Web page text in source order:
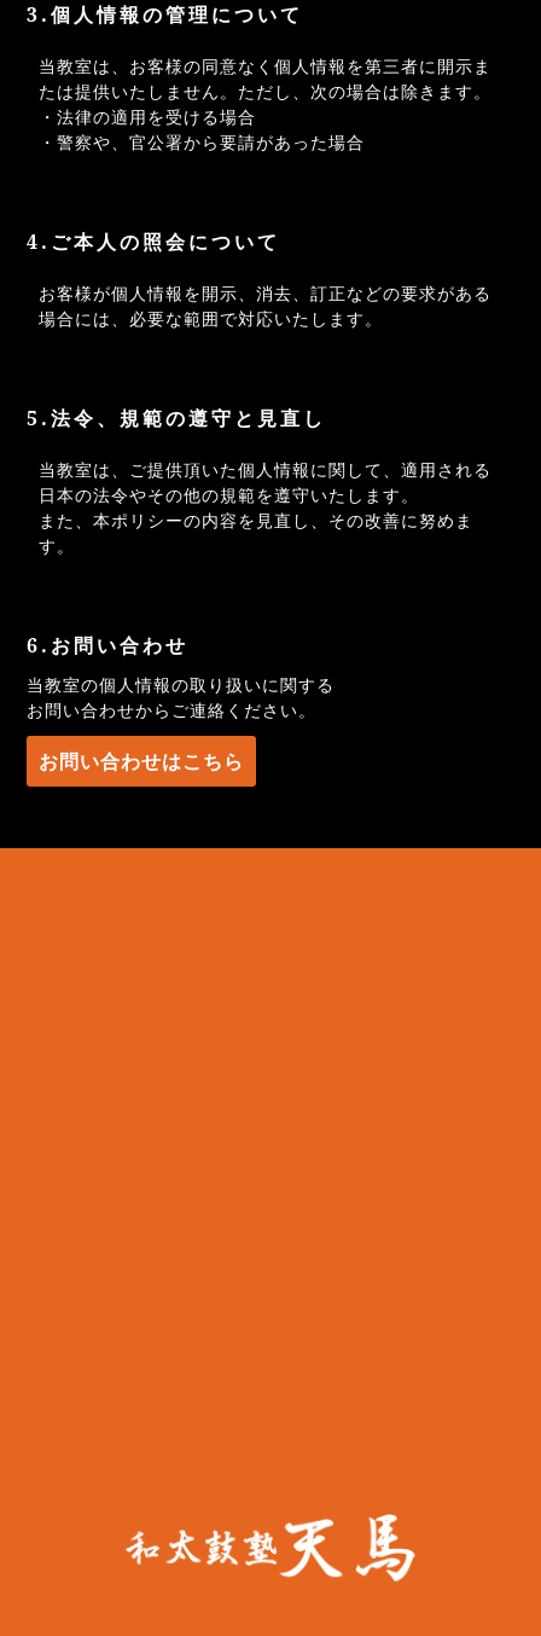
3.個人情報の管理について
当教室は、お客様の同意なく個人情報を第三者に開示ま
たは提供いたしません。ただし、次の場合は除きます。
・法律の適用を受ける場合
・警察や、官公署から要請があった場合
4.ご本人の照会について
お客様が個人情報を開示、消去、訂正などの要求がある
場合には、必要な範囲で対応いたします。
5.法令、規範の遵守と見直し
当教室は、ご提供頂いた個人情報に関して、適用される
日本の法令やその他の規範を遵守いたします。
また、本ポリシーの内容を見直し、その改善に努めま
す。
6.お問い合わせ
当教室の個人情報の取り扱いに関する
お問い合わせからご連絡ください。
お問い合わせはこちら